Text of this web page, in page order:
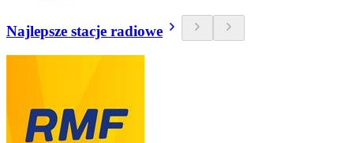
Najlepsze stacje radiowe